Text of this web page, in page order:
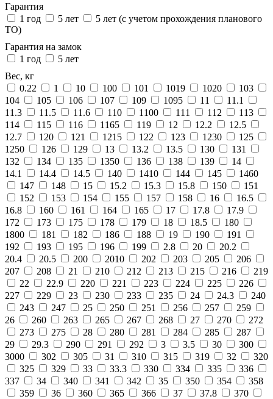
Гарантия
1 год
5 лет
5 лет (с учетом прохождения планового
ТО)
Гарантия на замок
1 год
5 лет
Вес, кг
0.22
1 10 100 101 1019 1020
103
104
105 106 107 109 1095 11
11.1
11.3
11.5 11.6 110 1100 111 112
113
114
115 116 1165 119 12 12.2
12.5
12.7
120 121 1215 122 123 1230
125
1250
126 129 13 13.2 13.5 130
131
132
134 135 1350 136 138 139
14
14.1
14.4 14.5 140 1410 144 145
1460
147
148 15 15.2 15.3 15.8 150
151
152
153 154 155 157 158 16
16.5
16.8
160 161 164 165 17 17.8
17.9
172
173 175 178 179 18 18.5
180
1800
181 182 186 188 19 190
191
192
193 195 196 199 2.8 20
20.2
20.4
20.5 200 2010 202 203 205
206
207
208 21 210 212 213 215 216
219
22
22.9 220 221 223 224 225
226
227
229 23 230 233 235 24 24.3
240
243
247 25 250 251 256 257
259
26
260 263 265 267 268 27 270
272
273
275 28 280 281 284 285
287
29
29.3 290 291 292 3 3.5 30
300
3000
302 305 31 310 315 319 32
320
325
329 33 33.3 330 334 335
336
337
34 340 341 342 35 350 354
358
359
36 360 365 366 37 37.8
370